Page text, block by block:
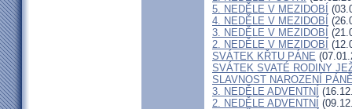
5. NEDĚLE V MEZIDOBÍ
4. NEDĚLE V MEZIDOBÍ
3. NEDĚLE V MEZIDOBÍ
2. NEDĚLE V MEZIDOBÍ
SVÁTEK KŘTU PÁNE
SVÁTEK SVATÉ RODINY
SLAVNOST NAROZENÍ
3. NEDĚLE ADVENTNÍ
2. NEDĚLE ADVENTNÍ